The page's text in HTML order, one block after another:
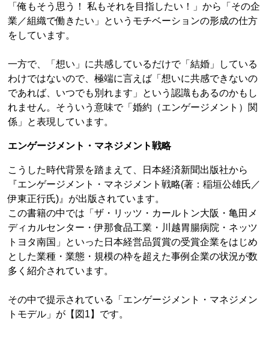
「俺もそう思う！ 私もそれを目指したい！」から「その企
業／組織で働きたい」というモチベーションの形成の仕方
をしています。
一方で、「想い」に共感しているだけで「結婚」している
わけではないので、極端に言えば「想いに共感できないの
であれば、いつでも別れます」という認識もあるのかもし
れません。そういう意味で「婚約（エンゲージメント）関
係」と表現しています。
エンゲージメント・マネジメント戦略
こうした時代背景を踏まえて、日本経済新聞出版社から
『エンゲージメント・マネジメント戦略(著：稲垣公雄氏／
伊東正行氏)』が出版されています。
この書籍の中では「ザ・リッツ・カールトン大阪・亀田メ
ディカルセンター・伊那食品工業・川越胃腸病院・ネッツ
トヨタ南国」といった日本経営品質賞の受賞企業をはじめ
とした業種・業態・規模の枠を超えた事例企業の状況が数
多く紹介されています。
その中で提示されている「エンゲージメント・マネジメン
トモデル」が【図1】です。